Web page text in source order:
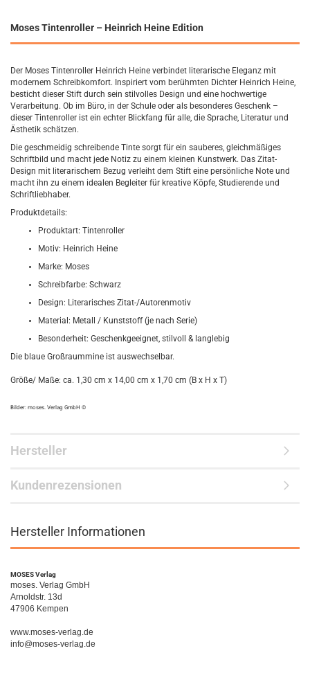
Moses Tintenroller – Heinrich Heine Edition
Der Moses Tintenroller Heinrich Heine verbindet literarische Eleganz mit
modernem Schreibkomfort. Inspiriert vom berühmten Dichter Heinrich Heine,
besticht dieser Stift durch sein stilvolles Design und eine hochwertige
Verarbeitung. Ob im Büro, in der Schule oder als besonderes Geschenk –
dieser Tintenroller ist ein echter Blickfang für alle, die Sprache, Literatur und
Ästhetik schätzen.
Die geschmeidig schreibende Tinte sorgt für ein sauberes, gleichmäßiges
Schriftbild und macht jede Notiz zu einem kleinen Kunstwerk. Das Zitat-
Design mit literarischem Bezug verleiht dem Stift eine persönliche Note und
macht ihn zu einem idealen Begleiter für kreative Köpfe, Studierende und
Schriftliebhaber.
Produktdetails:
Produktart: Tintenroller
Motiv: Heinrich Heine
Marke: Moses
Schreibfarbe: Schwarz
Design: Literarisches Zitat-/Autorenmotiv
Material: Metall / Kunststoff (je nach Serie)
Besonderheit: Geschenkgeeignet, stilvoll & langlebig
Die blaue Großraummine ist auswechselbar.
Größe/ Maße: ca. 1,30 cm x 14,00 cm x 1,70 cm (B x H x T)
Bilder: moses. Verlag GmbH ©
Hersteller
Kundenrezensionen
Hersteller Informationen
MOSES Verlag
moses. Verlag GmbH
Arnoldstr. 13d
47906 Kempen
www.moses-verlag.de
info@moses-verlag.de